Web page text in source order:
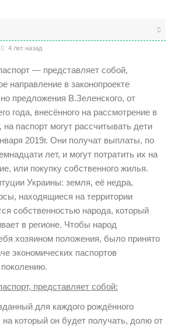
4 лет назад
— представляет собой,
направление в законопроекте
предложения В.Зеленского, от
года, внесённого на рассмотрение в
паспорт могут рассчитывать дети
2019г. Они получат выплаты, по
лет, и могут потратить их на
или покупку собственного жилья.
Украины: земля, её недра,
находящиеся на территории
собственностью народа, который
в регионе. Чтобы народ
хозяином положения, было принято
экономических паспортов
представляет собой:
для каждого рождённого
на который он будет получать, долю от